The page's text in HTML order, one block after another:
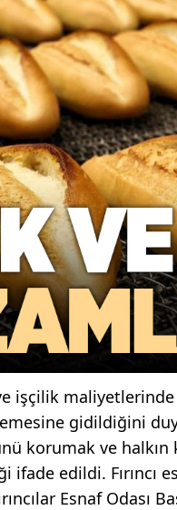
işçilik
gidildiğini
korumak ve
ifade edildi. Fırıncı
Esnaf Odası